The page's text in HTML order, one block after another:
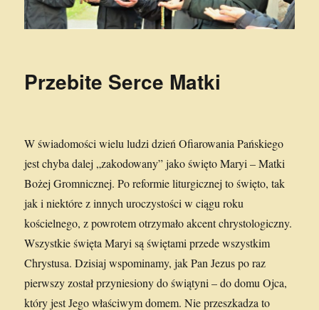
Przebite Serce Matki
W świadomości wielu ludzi dzień Ofiarowania Pańskiego
jest chyba dalej „zakodowany” jako święto Maryi – Matki
Bożej Gromnicznej. Po reformie liturgicznej to święto, tak
jak i niektóre z innych uroczystości w ciągu roku
kościelnego, z powrotem otrzymało akcent chrystologiczny.
Wszystkie święta Maryi są świętami przede wszystkim
Chrystusa.Dzisiaj wspominamy, jak Pan Jezus po raz
pierwszy został przyniesiony do świątyni – do domu Ojca,
który jest Jego właściwym domem. Nie przeszkadza to